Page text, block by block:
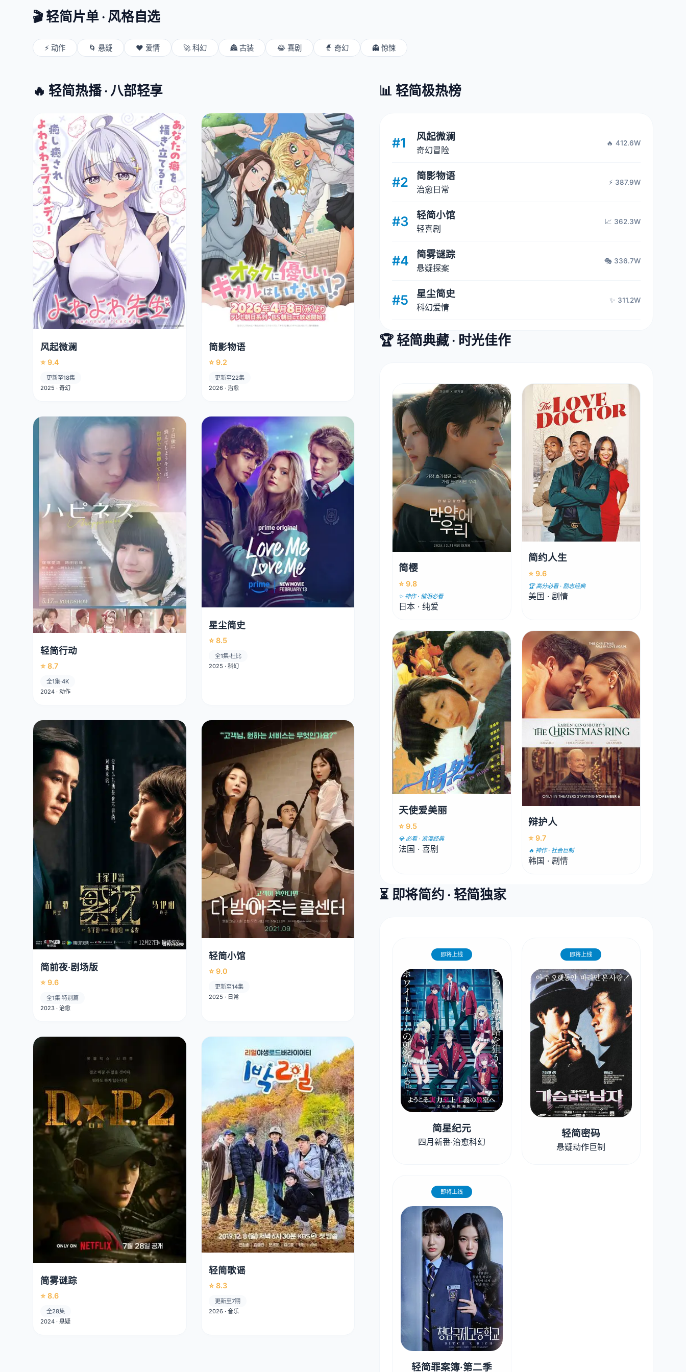
🎬 轻简片单 · 风格自选
⚡ 动作 🌀 悬疑 ❤️ 爱情 🚀 科幻 🏯 古装 😂 喜剧 🧙 奇幻 👻 惊悚
🔥 轻简热播 · 八部轻享
风起微澜
⭐ 9.4
更新至18集
2025 · 奇幻
简影物语
⭐ 9.2
更新至22集
2026 · 治愈
轻简行动
⭐ 8.7
全1集·4K
2024 · 动作
星尘简史
⭐ 8.5
全1集·杜比
2025 · 科幻
简前夜·剧场版
⭐ 9.6
全1集·特别篇
2023 · 治愈
轻简小馆
⭐ 9.0
更新至14集
2025 · 日常
简雾谜踪
⭐ 8.6
全28集
2024 · 悬疑
轻简歌谣
⭐ 8.3
更新至7期
2026 · 音乐
📊 轻简极热榜
#1 风起微澜
奇幻冒险
🔥 412.6W
#2 简影物语
治愈日常
⚡ 387.9W
#3 轻简小馆
轻喜剧
📈 362.3W
#4 简雾谜踪
悬疑探案
🎭 336.7W
#5 星尘简史
科幻爱情
✨ 311.2W
🏆 轻简典藏 · 时光佳作
简樱
⭐ 9.8
✨ 神作 · 催泪必看
日本 · 纯爱
简约人生
⭐ 9.6
🏆 高分必看 · 励志经典
美国 · 剧情
天使爱美丽
⭐ 9.5
💎 必看 · 浪漫经典
法国 · 喜剧
辩护人
⭐ 9.7
🔥 神作 · 社会巨制
韩国 · 剧情
⏳ 即将简约 · 轻简独家
即将上线
简星纪元
四月新番·治愈科幻
即将上线
轻简密码
悬疑动作巨制
即将上线
轻简罪案簿·第二季